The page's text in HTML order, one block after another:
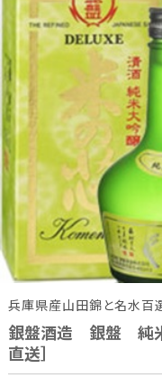
兵庫県産山田錦と名水百
銀盤酒造 銀盤 純
直送］